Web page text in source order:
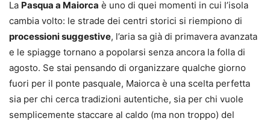
La Pasqua a Maiorca è uno di quei momenti in cui l’isola
cambia volto: le strade dei centri storici si riempiono di
processioni suggestive, l’aria sa già di primavera avanzata
e le spiagge tornano a popolarsi senza ancora la folla di
agosto. Se stai pensando di organizzare qualche giorno
fuori per il ponte pasquale, Maiorca è una scelta perfetta
sia per chi cerca tradizioni autentiche, sia per chi vuole
semplicemente staccare al caldo (ma non troppo) del